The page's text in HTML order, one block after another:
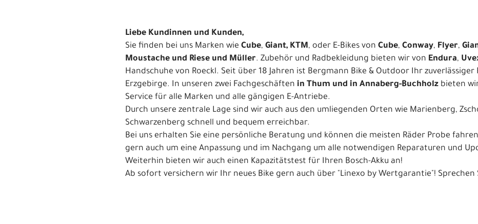
Liebe Kundinnen und Kunden,
Sie finden bei uns Marken wie Cube, Giant, KTM, oder E-Bikes von Cube, Conway, Flyer,
Moustache und Riese und Müller. Zubehör und Radbekleidung bieten wir von Endura,
Handschuhe von Roeckl. Seit über 18 Jahren ist Bergmann Bike & Outdoor Ihr
Erzgebirge. In unseren zwei Fachgeschäften in Thum und in Annaberg-Buchholz bieten
Service für alle Marken und alle gängigen E-Antriebe.
Durch unsere zentrale Lage sind wir auch aus den umliegenden Orten wie Marienberg,
Schwarzenberg schnell und bequem erreichbar.
Bei uns erhalten Sie eine persönliche Beratung und können die meisten Räder Probe
gern auch um eine Anpassung und im Nachgang um alle notwendigen Reparaturen und
Weiterhin bieten wir auch einen Kapazitätstest für Ihren Bosch-Akku an!
Ab sofort versichern wir Ihr neues Bike gern auch über "Linexo by Wertgarantie"! Sprechen